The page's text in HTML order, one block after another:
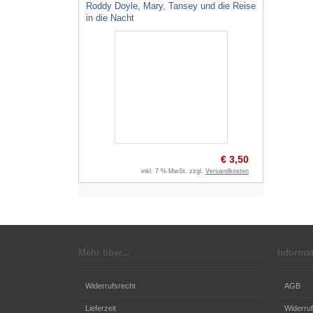
Roddy Doyle, Mary, Tansey und die Reise
in die Nacht
€ 3,50
inkl. 7 % MwSt. zzgl. Versandkosten
Mehr über...
Widerrufsrecht
Lieferzeit
AGB